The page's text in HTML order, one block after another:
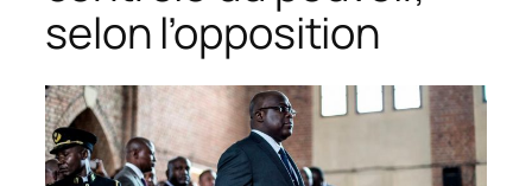
selon l’opposition